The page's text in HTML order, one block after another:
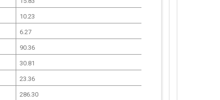
10.23
6.27
90.36
30.81
23.36
286.30